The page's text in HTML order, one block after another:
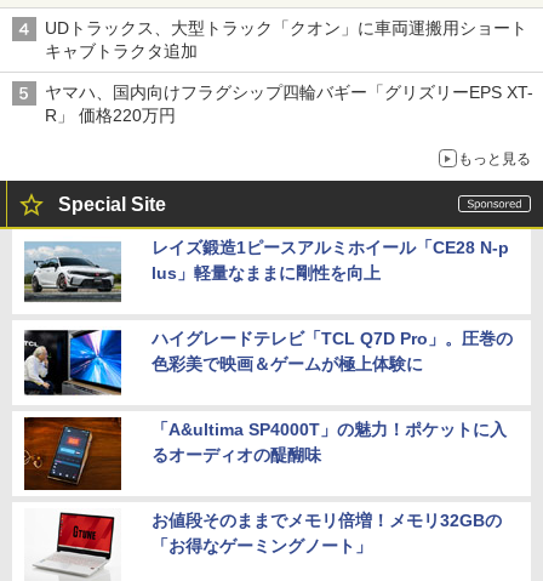
UDトラックス、大型トラック「クオン」に車両運搬用ショート
キャブトラクタ追加
ヤマハ、国内向けフラグシップ四輪バギー「グリズリーEPS XT-
R」 価格220万円
もっと見る
Special Site
レイズ鍛造1ピースアルミホイール「CE28 N-p
lus」軽量なままに剛性を向上
ハイグレードテレビ「TCL Q7D Pro」。圧巻の
色彩美で映画＆ゲームが極上体験に
「A&ultima SP4000T」の魅力！ポケットに入
るオーディオの醍醐味
お値段そのままでメモリ倍増！メモリ32GBの
「お得なゲーミングノート」